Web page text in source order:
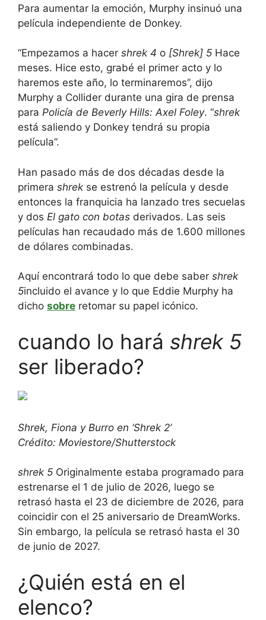
Para aumentar la emoción, Murphy insinuó una
película independiente de Donkey.
“Empezamos a hacer shrek 4 o [Shrek] 5 Hace
meses. Hice esto, grabé el primer acto y lo
haremos este año, lo terminaremos”, dijo
Murphy a Collider durante una gira de prensa
para Policía de Beverly Hills: Axel Foley. “shrek
está saliendo y Donkey tendrá su propia
película”.
Han pasado más de dos décadas desde la
primera shrek se estrenó la película y desde
entonces la franquicia ha lanzado tres secuelas
y dos El gato con botas derivados. Las seis
películas han recaudado más de 1.600 millones
de dólares combinadas.
Aquí encontrará todo lo que debe saber shrek
5incluido el avance y lo que Eddie Murphy ha
dicho sobre retomar su papel icónico.
cuando lo hará shrek 5
ser liberado?
Shrek, Fiona y Burro en ‘Shrek 2’
Crédito: Moviestore/Shutterstock
shrek 5 Originalmente estaba programado para
estrenarse el 1 de julio de 2026, luego se
retrasó hasta el 23 de diciembre de 2026, para
coincidir con el 25 aniversario de DreamWorks.
Sin embargo, la película se retrasó hasta el 30
de junio de 2027.
¿Quién está en el
elenco?